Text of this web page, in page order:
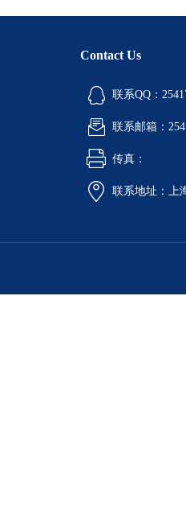
Contact Us
联系QQ：
联系邮箱：
传真：
联系地址：上